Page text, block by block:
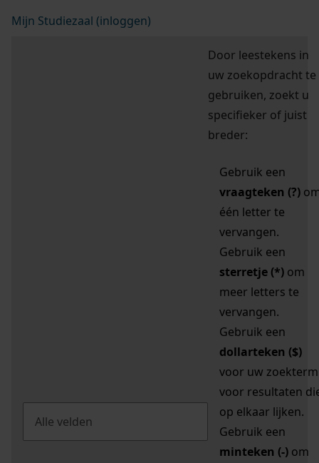
Mijn Studiezaal (inloggen)
Door leestekens in
uw zoekopdracht te
gebruiken, zoekt u
specifieker of juist
breder:
Gebruik een
vraagteken (?)
één letter te
vervangen.
Gebruik een
sterretje (*) om
meer letters te
vervangen.
Gebruik een
dollarteken ($)
voor uw zoekterm
voor resultaten
op elkaar lijken.
Gebruik een
minteken (-) om